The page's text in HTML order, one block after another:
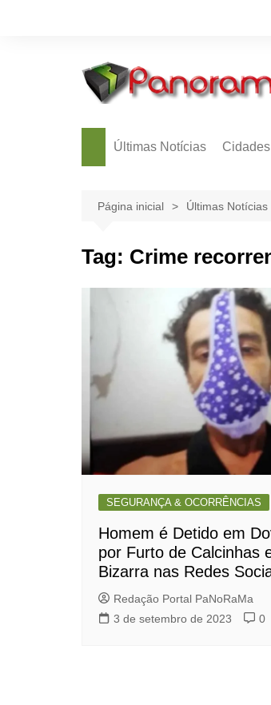
Últimas Notícias
Página inicial Últimas Notícias
Tag: Crime
SEGURANÇA & OCORRÊNCIAS
Homem é Detido em
por Furto de Calcinhas
Bizarra nas Redes
Redação Portal PaNoRaMa
3 de setembro de 2023
0